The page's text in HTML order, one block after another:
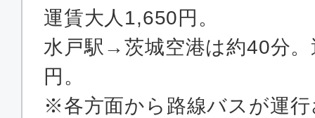
運賃大人1,650円。
水戸駅→茨城空港は約40分
円。
※各方面から路線バスが運